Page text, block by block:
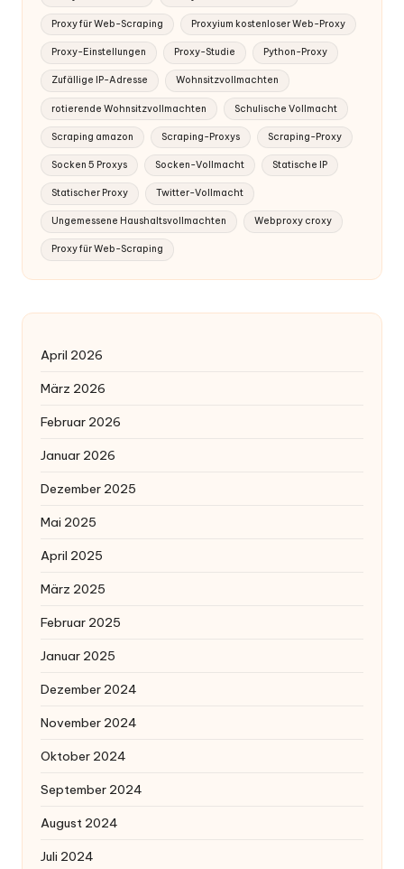
Proxy für Web-Scraping Proxyium kostenloser Web-Proxy
Proxy-Einstellungen Proxy-Studie Python-Proxy
Zufällige IP-Adresse Wohnsitzvollmachten
rotierende Wohnsitzvollmachten Schulische Vollmacht
Scraping amazon Scraping-Proxys Scraping-Proxy
Socken 5 Proxys Socken-Vollmacht Statische IP
Statischer Proxy Twitter-Vollmacht
Ungemessene Haushaltsvollmachten Webproxy croxy
Proxy für Web-Scraping
April 2026
März 2026
Februar 2026
Januar 2026
Dezember 2025
Mai 2025
April 2025
März 2025
Februar 2025
Januar 2025
Dezember 2024
November 2024
Oktober 2024
September 2024
August 2024
Juli 2024